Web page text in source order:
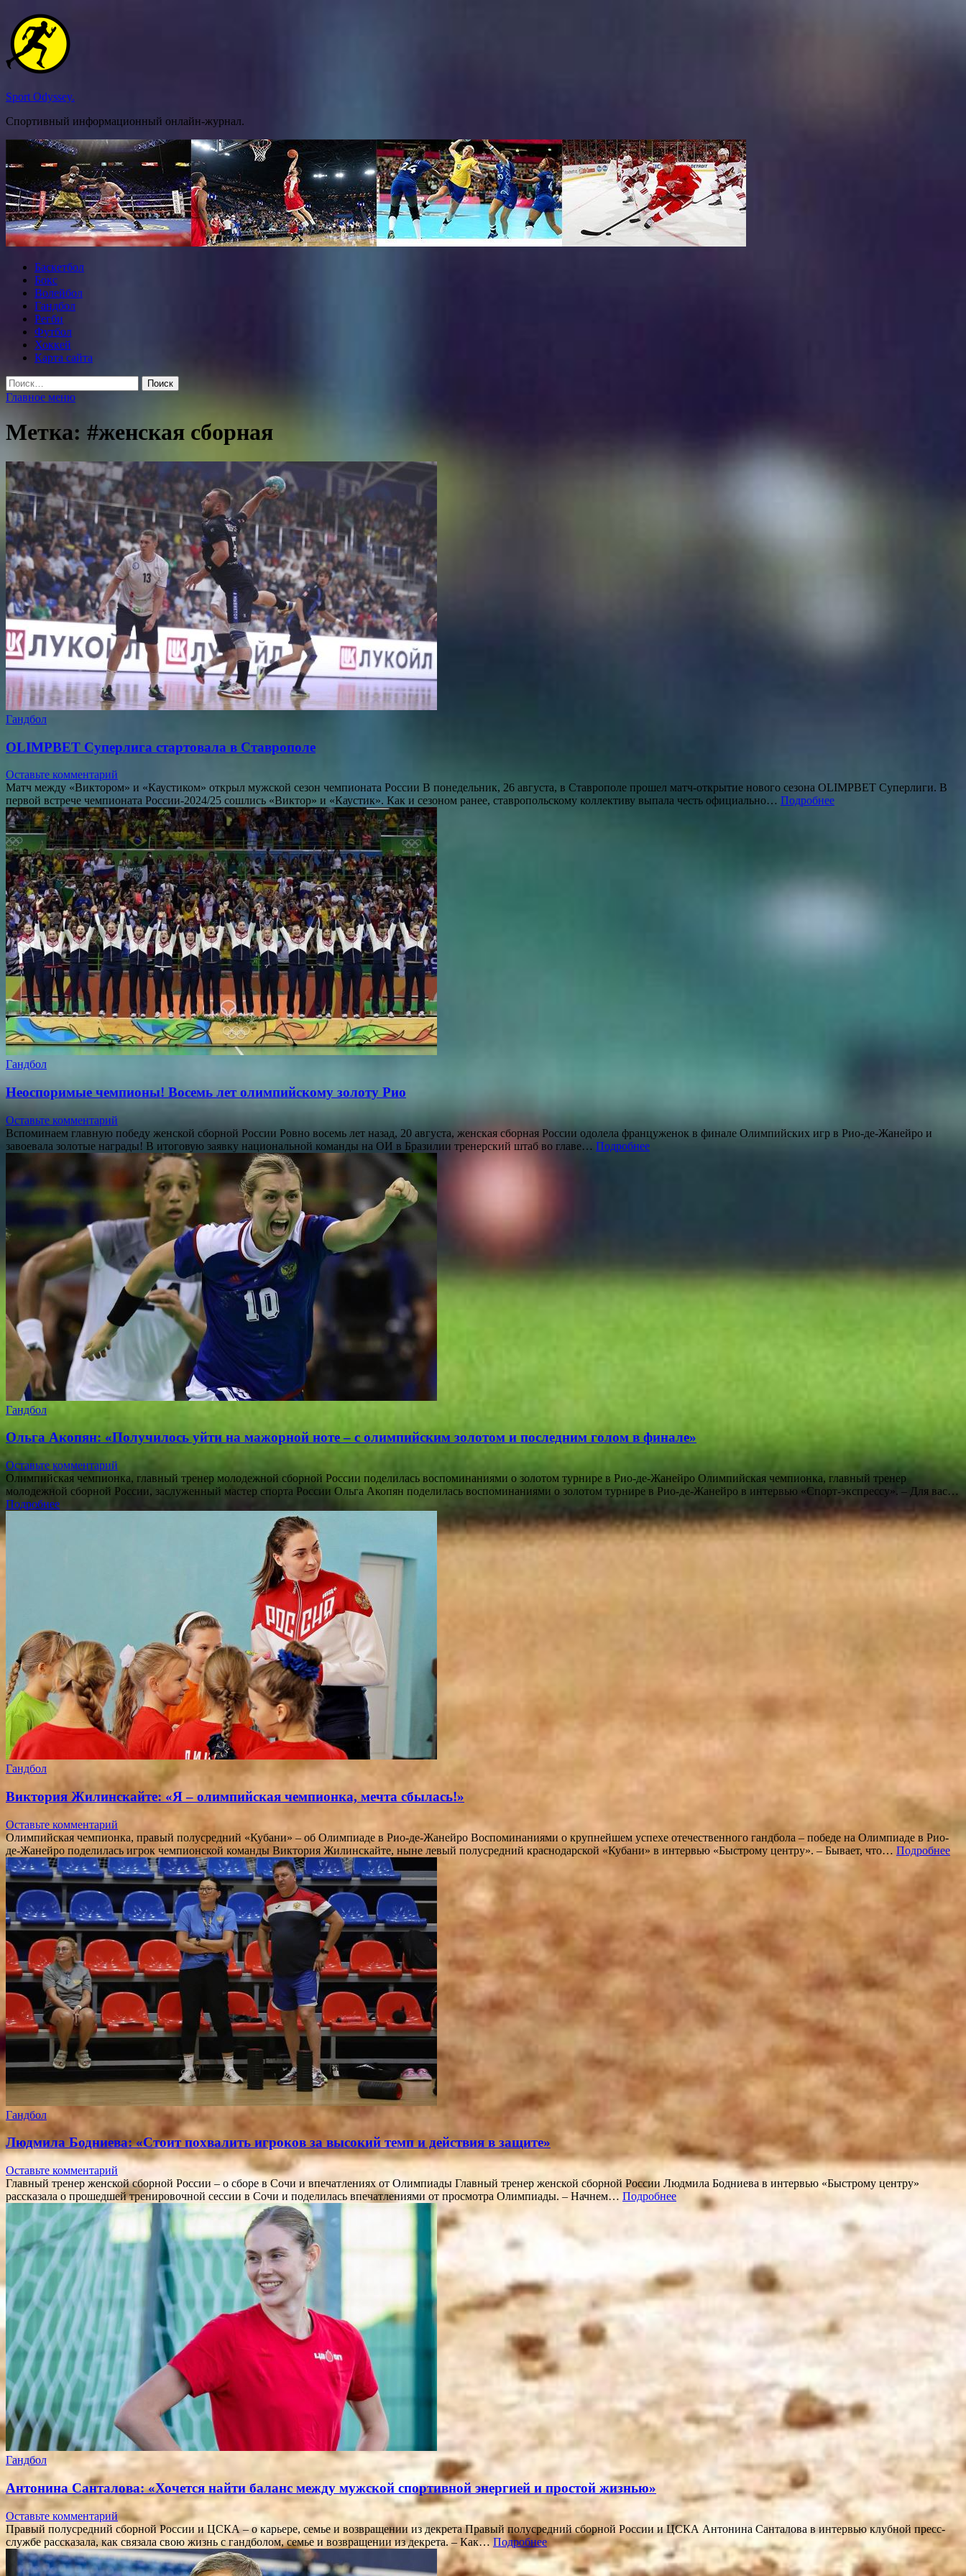
Перейти
содержимому
Sport Odyssey.
Спортивный информационный онлайн-журнал.
Баскетбол
Бокс
Волейбол
Гандбол
Регби
Футбол
Хоккей
Карта сайта
Найти:
Главное меню
Метка: #женская сборная
Гандбол
OLIMPBET Суперлига стартовала в Ставрополе
Оставьте комментарий
Матч между «Виктором» и «Каустиком» открыл мужской сезон чемпионата России В понедельник, 26 августа, в Ставрополе прошел матч-открытие нового сезона OLIMPBET Суперлиги. В
первой встрече чемпионата России-2024/25 сошлись «Виктор» и «Каустик». Как и сезоном ранее, ставропольскому коллективу выпала честь официально… Подробнее
Гандбол
Неоспоримые чемпионы! Восемь лет олимпийскому золоту Рио
Оставьте комментарий
Вспоминаем главную победу женской сборной России Ровно восемь лет назад, 20 августа, женская сборная России одолела француженок в финале Олимпийских игр в Рио-де-Жанейро и
завоевала золотые награды! В итоговую заявку национальной команды на ОИ в Бразилии тренерский штаб во главе… Подробнее
Гандбол
Ольга Акопян: «Получилось уйти на мажорной ноте – с олимпийским золотом и последним голом в финале»
Оставьте комментарий
Олимпийская чемпионка, главный тренер молодежной сборной России поделилась воспоминаниями о золотом турнире в Рио-де-Жанейро Олимпийская чемпионка, главный тренер
молодежной сборной России, заслуженный мастер спорта России Ольга Акопян поделилась воспоминаниями о золотом турнире в Рио-де-Жанейро в интервью «Спорт-экспрессу». – Для вас…
Подробнее
Гандбол
Виктория Жилинскайте: «Я – олимпийская чемпионка, мечта сбылась!»
Оставьте комментарий
Олимпийская чемпионка, правый полусредний «Кубани» – об Олимпиаде в Рио-де-Жанейро Воспоминаниями о крупнейшем успехе отечественного гандбола – победе на Олимпиаде в Рио-
де-Жанейро поделилась игрок чемпионской команды Виктория Жилинскайте, ныне левый полусредний краснодарской «Кубани» в интервью «Быстрому центру». – Бывает, что… Подробнее
Гандбол
Людмила Бодниева: «Стоит похвалить игроков за высокий темп и действия в защите»
Оставьте комментарий
Главный тренер женской сборной России – о сборе в Сочи и впечатлениях от Олимпиады Главный тренер женской сборной России Людмила Бодниева в интервью «Быстрому центру»
рассказала о прошедшей тренировочной сессии в Сочи и поделилась впечатлениями от просмотра Олимпиады. – Начнем… Подробнее
Гандбол
Антонина Санталова: «Хочется найти баланс между мужской спортивной энергией и простой жизнью»
Оставьте комментарий
Правый полусредний сборной России и ЦСКА – о карьере, семье и возвращении из декрета Правый полусредний сборной России и ЦСКА Антонина Санталова в интервью клубной пресс-
службе рассказала, как связала свою жизнь с гандболом, семье и возвращении из декрета. – Как…Подробнее